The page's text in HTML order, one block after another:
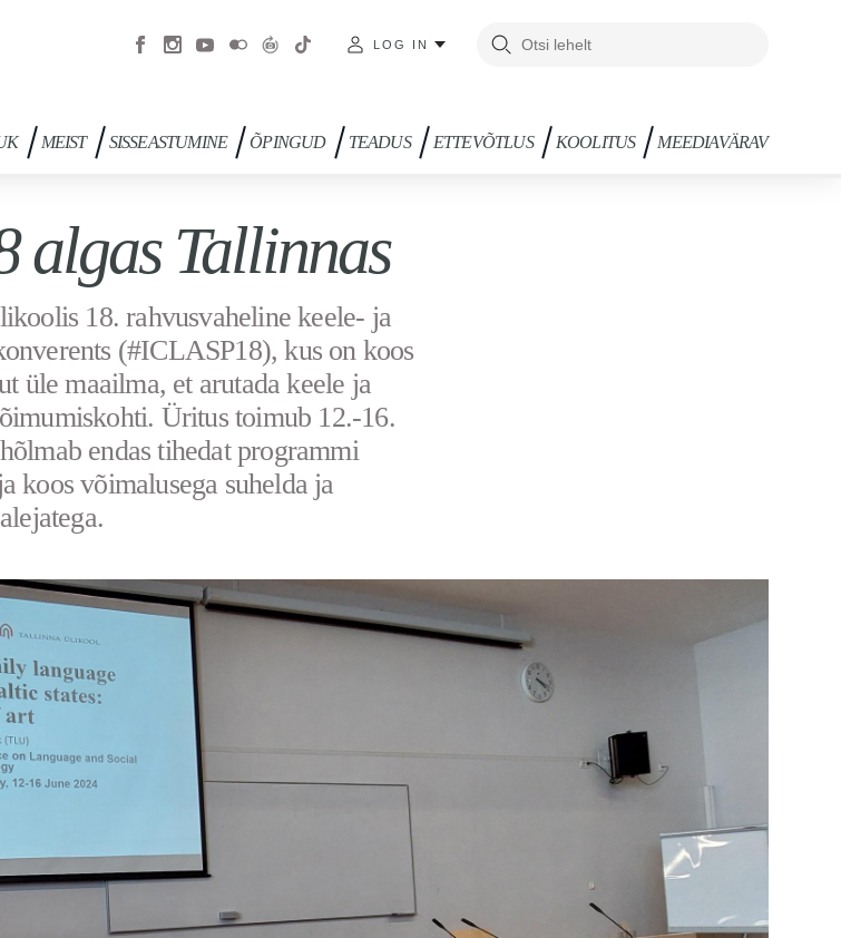
LOG IN
MEIST SISSEASTUMINE ÕPINGUD TEADUS ETTEVÕTLUS KOOLITUS MEEDIAVÄRAV
algas Tallinnas
18. rahvusvaheline keele- ja
(#ICLASP18), kus on koos
üle maailma, et arutada keele ja
Üritus toimub 12.-16.
endas tihedat programmi
koos võimalusega suhelda ja